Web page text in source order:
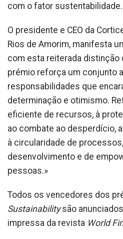
com o fator sustentabilidade.
O presidente e CEO da
Rios de Amorim, manifesta
com esta reiterada distinção
prémio reforça um conjunto
responsabilidades que
determinação e otimismo.
eficiente de recursos, à
ao combate ao desperdício,
à circularidade de
desenvolvimento e de
pessoas.»
Todos os vencedores dos
Sustainabilitysão
impressa da revista World